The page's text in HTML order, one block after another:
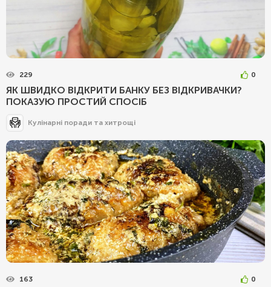
229 0
ЯК ШВИДКО ВІДКРИТИ БАНКУ БЕЗ ВІДКРИВАЧКИ?
ПОКАЗУЮ ПРОСТИЙ СПОСІБ
Кулінарні поради та хитрощі
163 0